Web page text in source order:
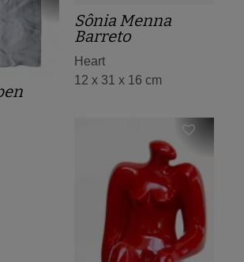
Sônia Menna
Barreto
Heart
12 x 31 x 16 cm